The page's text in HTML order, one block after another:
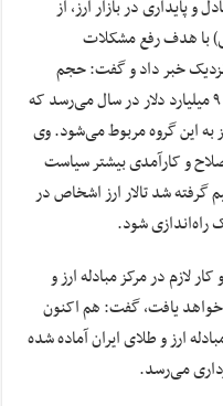
و پایداری در بازار ارز، از
با هدف رفع مشکلات
خبر داد و گفت: حجم
صادرات خرد بخش خصوصی به حدود ۸ تا ۹ میلیارد دلار در سال می‌رسد که
به این گروه مربوط می‌شود. وی
و کارآمدی بیشتر سیاست
شد تالار ارز اشخاص در
راه‌اندازی شود.
لازم در مرکز مبادله ارز و
خواهد یافت، گفت: هم اکنون
ارز و طلای ایران آماده شده
می‌رسد.